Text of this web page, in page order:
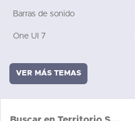
Barras de sonido
One UI 7
VER MÁS TEMAS